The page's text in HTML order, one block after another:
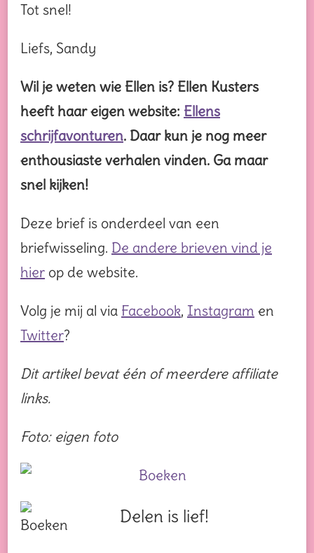
Tot snel!
Liefs, Sandy
Wil je weten wie Ellen is? Ellen Kusters
heeft haar eigen website: Ellens
schrijfavonturen. Daar kun je nog meer
enthousiaste verhalen vinden. Ga maar
snel kijken!
Deze brief is onderdeel van een
briefwisseling. De andere brieven vind je
hier op de website.
Volg je mij al via Facebook, Instagram en
Twitter?
Dit artikel bevat één of meerdere affiliate
links.
Foto: eigen foto
Delen is lief!